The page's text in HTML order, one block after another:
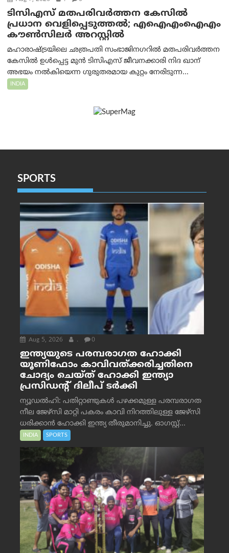
ടിസിഎസ് മതപരിവർത്തന കേസിൽ
പ്രധാന വെളിപ്പെടുത്തൽ; എഐഎംഐഎം
കൗൺസിലർ അറസ്റ്റിൽ
മഹാരാഷ്ട്രയിലെ ഛത്രപതി സംഭാജിനഗറിൽ മതപരിവർത്തന
കേസിൽ ഉൾപ്പെട്ട മുൻ ടിസിഎസ് ജീവനക്കാരി നിദ ഖാന്
അഭയം നൽകിയെന്ന ഗുരുതരമായ കുറ്റം നേരിടുന്ന...
INDIA
SPORTS
Aug 5, 2026 . 0
ഇന്ത്യയുടെ പരമ്പരാഗത ഹോക്കി
യൂണിഫോം കാവിവത്ക്കരിച്ചതിനെ
ചോദ്യം ചെയ്ത് ഹോക്കി ഇന്ത്യാ
പ്രസിഡന്റ് ദിലീപ് ടര്‍ക്കി
ന്യൂഡൽഹി: പതിറ്റാണ്ടുകൾ പഴക്കമുള്ള പരമ്പരാഗത
നീല ജേഴ്‌സി മാറ്റി പകരം കാവി നിറത്തിലുള്ള ജേഴ്‌സി
ധരിക്കാൻ ഹോക്കി ഇന്ത്യ തീരുമാനിച്ചു. ഓഗസ്റ്റ്...
INDIA SPORTS